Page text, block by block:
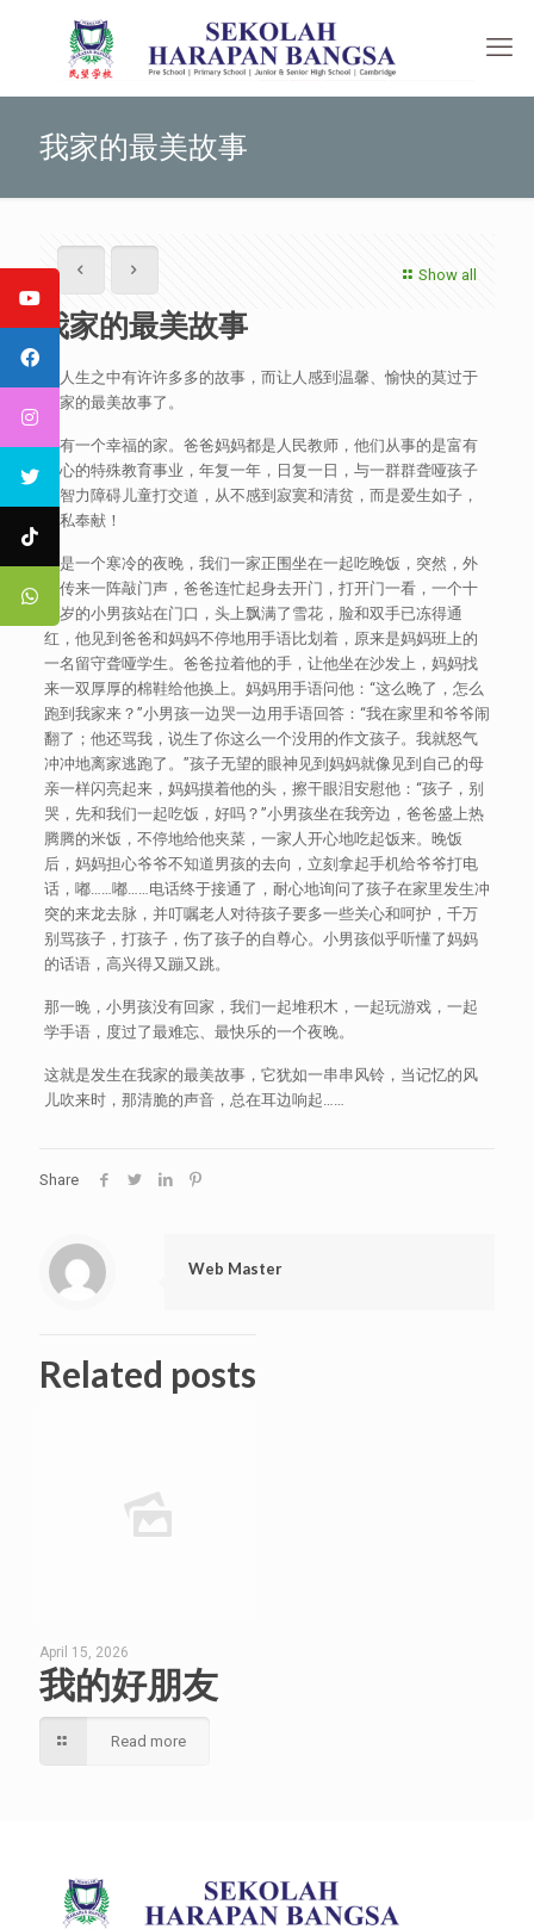
我家的最美故事
Show all
我家的最美故事
在人生之中有许许多多的故事，而让人感到温馨、愉快的莫过于
自家的最美故事了。
我有一个幸福的家。爸爸妈妈都是人民教师，他们从事的是富有
爱心的特殊教育事业，年复一年，日复一日，与一群群聋哑孩子
和智力障碍儿童打交道，从不感到寂寞和清贫，而是爱生如子，
无私奉献！
那是一个寒冷的夜晚，我们一家正围坐在一起吃晚饭，突然，外
面传来一阵敲门声，爸爸连忙起身去开门，打开门一看，一个十
来岁的小男孩站在门口，头上飘满了雪花，脸和双手已冻得通
红，他见到爸爸和妈妈不停地用手语比划着，原来是妈妈班上的
一名留守聋哑学生。爸爸拉着他的手，让他坐在沙发上，妈妈找
来一双厚厚的棉鞋给他换上。妈妈用手语问他：“这么晚了，怎么
跑到我家来？”小男孩一边哭一边用手语回答：“我在家里和爷爷闹
翻了；他还骂我，说生了你这么一个没用的作文孩子。我就怒气
冲冲地离家逃跑了。”孩子无望的眼神见到妈妈就像见到自己的母
亲一样闪亮起来，妈妈摸着他的头，擦干眼泪安慰他：“孩子，别
哭，先和我们一起吃饭，好吗？”小男孩坐在我旁边，爸爸盛上热
腾腾的米饭，不停地给他夹菜，一家人开心地吃起饭来。晚饭
后，妈妈担心爷爷不知道男孩的去向，立刻拿起手机给爷爷打电
话，嘟……嘟……电话终于接通了，耐心地询问了孩子在家里发生冲
突的来龙去脉，并叮嘱老人对待孩子要多一些关心和呵护，千万
别骂孩子，打孩子，伤了孩子的自尊心。小男孩似乎听懂了妈妈
的话语，高兴得又蹦又跳。
那一晚，小男孩没有回家，我们一起堆积木，一起玩游戏，一起
学手语，度过了最难忘、最快乐的一个夜晚。
这就是发生在我家的最美故事，它犹如一串串风铃，当记忆的风
儿吹来时，那清脆的声音，总在耳边响起……
Share
Web Master
Related posts
April 15, 2026
我的好朋友
Read more